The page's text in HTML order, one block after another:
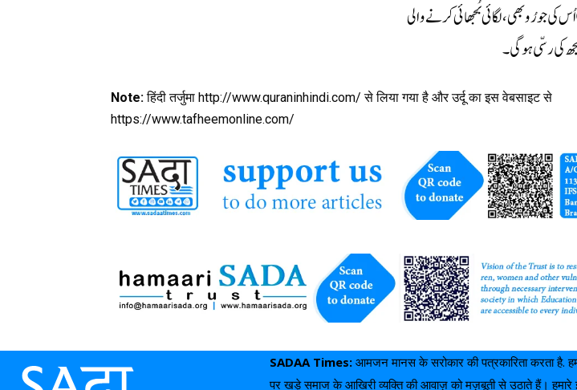
کی رسّی ہو گی۔
Note:हिंदी तर्जुमा http://www.quraninhindi.com/ से लिया गया है और उर्दू का इस वेबसाइट से
https://www.tafheemonline.com/
SADAA Times: आमजन मानस के सरोकार की पत्रकारिता करता है.
पर खड़े समाज के आखिरी व्यक्ति की आवाज़ को मज़बूती से उठाते हैं।